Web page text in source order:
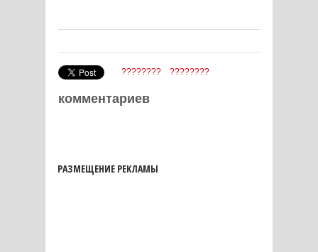
???????? ????????
комментариев
РАЗМЕЩЕНИЕ РЕКЛАМЫ